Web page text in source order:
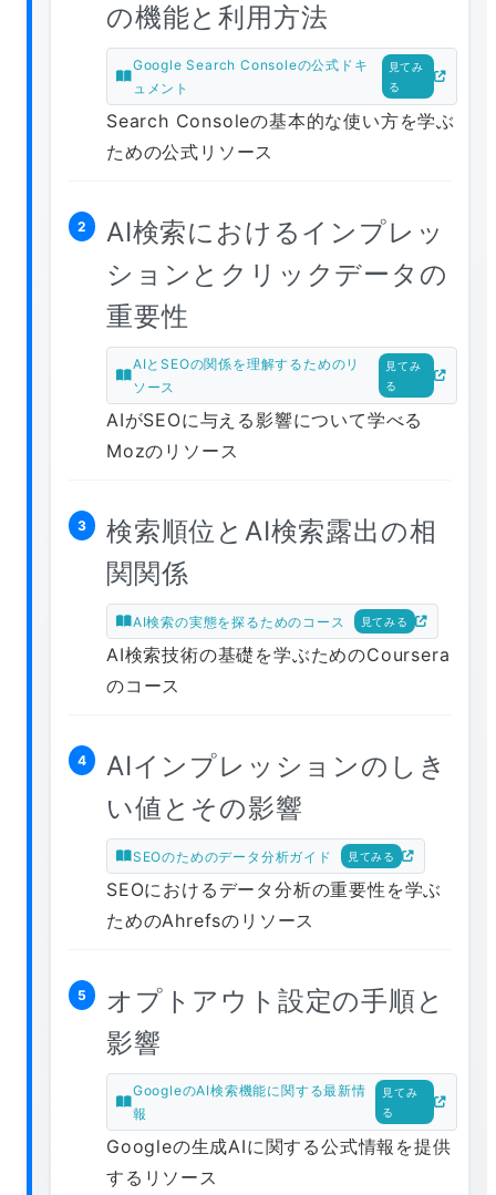
の機能と利用方法
Google Search Consoleの公式ドキ
ュメント
見てみ
る
Search Consoleの基本的な使い方を学ぶ
ための公式リソース
2
AI検索におけるインプレッ
ションとクリックデータの
重要性
AIとSEOの関係を理解するためのリ
ソース
見てみ
る
AIがSEOに与える影響について学べる
Mozのリソース
3
検索順位とAI検索露出の相
関関係
AI検索の実態を探るためのコース 見てみる
AI検索技術の基礎を学ぶためのCoursera
のコース
4
AIインプレッションのしき
い値とその影響
SEOのためのデータ分析ガイド 見てみる
SEOにおけるデータ分析の重要性を学ぶ
ためのAhrefsのリソース
5
オプトアウト設定の手順と
影響
GoogleのAI検索機能に関する最新情
報
見てみ
る
Googleの生成AIに関する公式情報を提供
するリソース